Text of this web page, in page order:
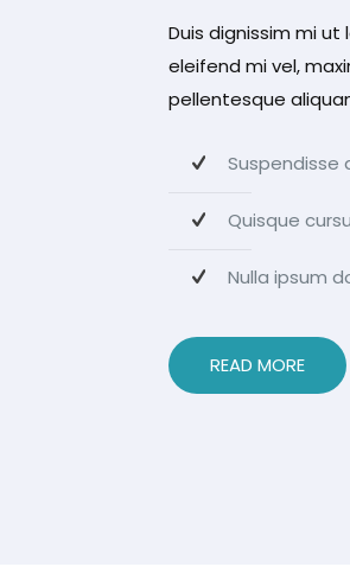
Duis dignissim mi ut
eleifend mi vel,
pellentesque
Suspendisse
Quisque
Nulla ipsum
READ MORE